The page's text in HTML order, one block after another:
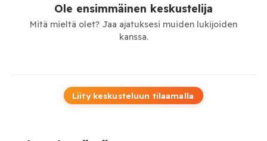
Ole ensimmäinen keskustelija
Mitä mieltä olet? Jaa ajatuksesi muiden lukijoiden
kanssa.
Liity keskusteluun tilaamalla